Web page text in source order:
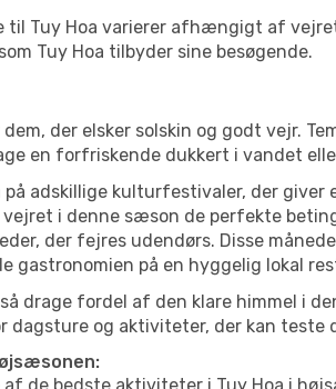
Tuy Hoa varierer afhængigt af
Tuy Hoa tilbyder sine besøgende.
der elsker solskin og godt vejr.
en forfriskende dukkert i vandet
på adskillige kulturfestivaler, der
i denne sæson de perfekte
der fejres udendørs. Disse
gastronomien på en hyggelig lokal
drage fordel af den klare himmel i
dagsture og aktiviteter, der kan teste